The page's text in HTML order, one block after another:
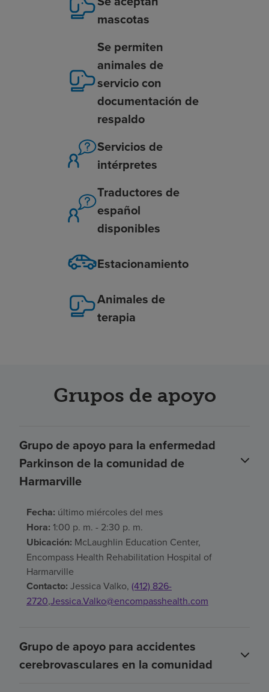
mascotas
Se permiten
animales de
servicio con
documentación de
respaldo
Servicios de
intérpretes
Traductores de
español
disponibles
Estacionamiento
Animales de
terapia
Grupos de apoyo
Grupo de apoyo para la enfermedad
Parkinson de la comunidad de
Harmarville
Fecha: último miércoles del mes
Hora: 1:00 p. m. - 2:30 p. m.
Ubicación: McLaughlin Education Center,
Encompass Health Rehabilitation Hospital of
Harmarville
Contacto: Jessica Valko, (412) 826-
2720,Jessica.Valko@encompasshealth.com
Grupo de apoyo para accidentes
cerebrovasculares en la comunidad